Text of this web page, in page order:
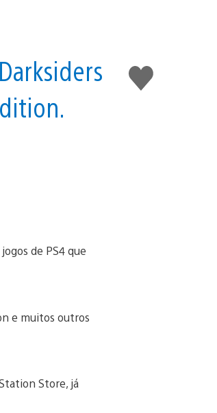
Curtir
de PS4 que
e muitos outros
Store, já